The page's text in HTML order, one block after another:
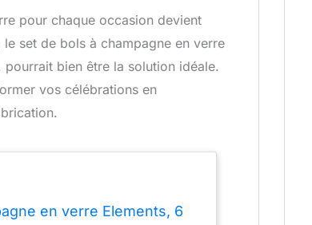
pour chaque occasion devient
set de bols à champagne en verre
pourrait bien être la solution idéale.
vos célébrations en
en verre Elements, 6